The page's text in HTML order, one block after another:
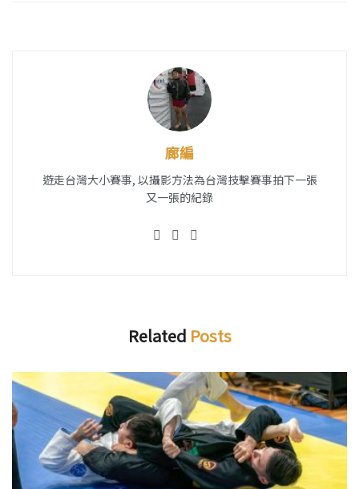
廊編
遊走台灣大小賽事, 以攝影方法為台灣技擊賽事拍下一張
又一張的紀錄
Related Posts